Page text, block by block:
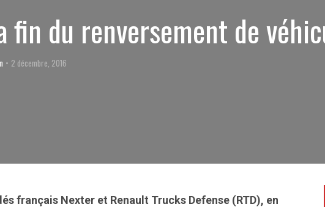
fin du renversement de
2 décembre, 2016
français Nexter et Renault Trucks Defense (RTD), en